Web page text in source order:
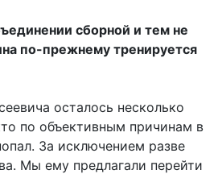
сборной и тем не
по-прежнему тренируется
осталось несколько
по объективным причинам в
За исключением разве
Мы ему предлагали перейти